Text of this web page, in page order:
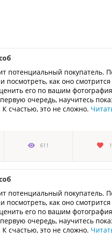
потенциальный покупатель.
как оно
его по вашим
очередь, научитесь
счастью, это не сложно.
611
потенциальный покупатель.
как оно
его по вашим
очередь, научитесь
счастью, это не сложно.